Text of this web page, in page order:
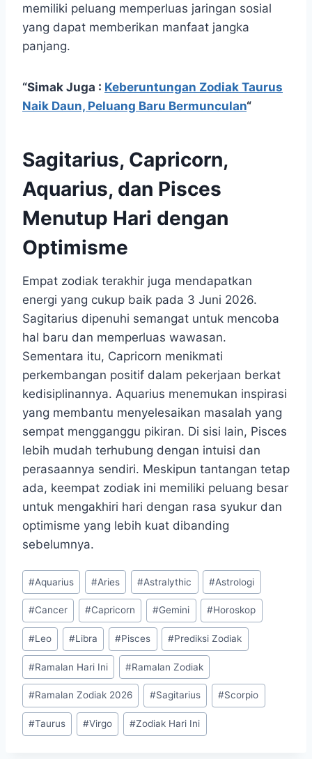
memiliki peluang memperluas jaringan sosial
yang dapat memberikan manfaat jangka
panjang.
“Simak Juga : Keberuntungan Zodiak Taurus
Naik Daun, Peluang Baru Bermunculan“
Sagitarius, Capricorn,
Aquarius, dan Pisces
Menutup Hari dengan
Optimisme
Empat zodiak terakhir juga mendapatkan
energi yang cukup baik pada 3 Juni 2026.
Sagitarius dipenuhi semangat untuk mencoba
hal baru dan memperluas wawasan.
Sementara itu, Capricorn menikmati
perkembangan positif dalam pekerjaan berkat
kedisiplinannya. Aquarius menemukan inspirasi
yang membantu menyelesaikan masalah yang
sempat mengganggu pikiran. Di sisi lain, Pisces
lebih mudah terhubung dengan intuisi dan
perasaannya sendiri. Meskipun tantangan tetap
ada, keempat zodiak ini memiliki peluang besar
untuk mengakhiri hari dengan rasa syukur dan
optimisme yang lebih kuat dibanding
sebelumnya.
Post
Tags:
#Aquarius #Aries #Astralythic #Astrologi
#Cancer #Capricorn #Gemini #Horoskop
#Leo #Libra #Pisces #Prediksi Zodiak
#Ramalan Hari Ini #Ramalan Zodiak
#Ramalan Zodiak 2026 #Sagitarius #Scorpio
#Taurus #Virgo #Zodiak Hari Ini